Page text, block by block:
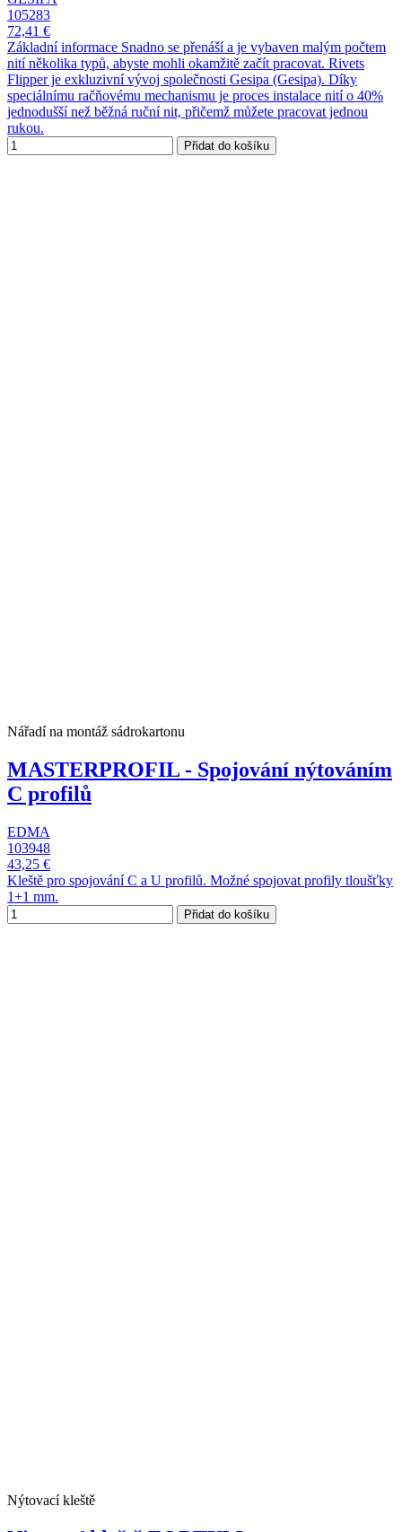
105283
72,41 €
Základní informace Snadno se přenáší a je vybaven malým počtem
nití několika typů, abyste mohli okamžitě začít pracovat. Rivets
Flipper je exkluzivní vývoj společnosti Gesipa (Gesipa). Díky
speciálnímu račňovému mechanismu je proces instalace nití o 40%
jednodušší než běžná ruční nit, přičemž můžete pracovat jednou
rukou.
Přidat do košíku
Nářadí na montáž sádrokartonu
MASTERPROFIL - Spojování nýtováním
C profilů
EDMA
103948
43,25 €
Kleště pro spojování C a U profilů. Možné spojovat profily tloušťky
1+1 mm.
Přidat do košíku
Nýtovací kleště